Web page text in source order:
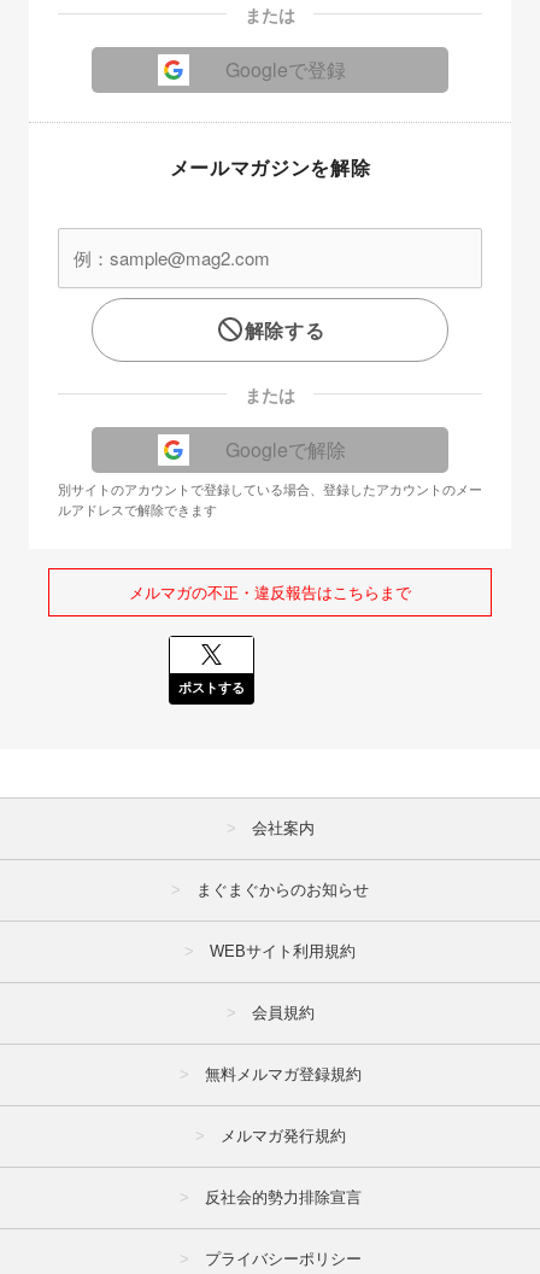
または
Googleで登録
メールマガジンを解除
解除する
または
Googleで解除
別サイトのアカウントで登録している場合、登録したアカウントのメー
ルアドレスで解除できます
メルマガの不正・違反報告はこちらまで
ポストする
会社案内
まぐまぐからのお知らせ
WEBサイト利用規約
会員規約
無料メルマガ登録規約
メルマガ発行規約
反社会的勢力排除宣言
プライバシーポリシー